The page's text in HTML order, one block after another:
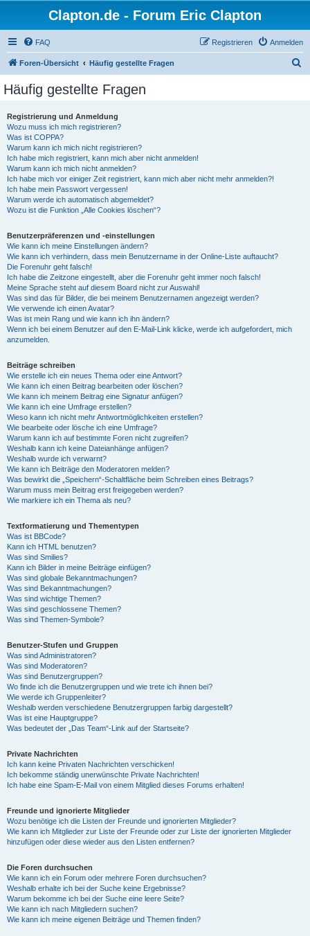
Clapton.de - Forum Eric Clapton
FAQ Anmelden
Registrieren
Foren-Übersicht Häufig gestellte Fragen
Häufig gestellte Fragen
Registrierung und Anmeldung
Wozu muss ich mich registrieren?
Was ist COPPA?
Warum kann ich mich nicht registrieren?
Ich habe mich registriert, kann mich aber nicht anmelden!
Warum kann ich mich nicht anmelden?
Ich habe mich vor einiger Zeit registriert, kann mich aber nicht mehr anmelden?!
Ich habe mein Passwort vergessen!
Warum werde ich automatisch abgemeldet?
Wozu ist die Funktion „Alle Cookies löschen“?
Benutzerpräferenzen und -einstellungen
Wie kann ich meine Einstellungen ändern?
Wie kann ich verhindern, dass mein Benutzername in der Online-Liste auftaucht?
Die Forenuhr geht falsch!
Ich habe die Zeitzone eingestellt, aber die Forenuhr geht immer noch falsch!
Meine Sprache steht auf diesem Board nicht zur Auswahl!
Was sind das für Bilder, die bei meinem Benutzernamen angezeigt werden?
Wie verwende ich einen Avatar?
Was ist mein Rang und wie kann ich ihn ändern?
Wenn ich bei einem Benutzer auf den E-Mail-Link klicke, werde ich aufgefordert, mich
anzumelden.
Beiträge schreiben
Wie erstelle ich ein neues Thema oder eine Antwort?
Wie kann ich einen Beitrag bearbeiten oder löschen?
Wie kann ich meinem Beitrag eine Signatur anfügen?
Wie kann ich eine Umfrage erstellen?
Wieso kann ich nicht mehr Antwortmöglichkeiten erstellen?
Wie bearbeite oder lösche ich eine Umfrage?
Warum kann ich auf bestimmte Foren nicht zugreifen?
Weshalb kann ich keine Dateianhänge anfügen?
Weshalb wurde ich verwarnt?
Wie kann ich Beiträge den Moderatoren melden?
Was bewirkt die „Speichern“-Schaltfläche beim Schreiben eines Beitrags?
Warum muss mein Beitrag erst freigegeben werden?
Wie markiere ich ein Thema als neu?
Textformatierung und Thementypen
Was ist BBCode?
Kann ich HTML benutzen?
Was sind Smilies?
Kann ich Bilder in meine Beiträge einfügen?
Was sind globale Bekanntmachungen?
Was sind Bekanntmachungen?
Was sind wichtige Themen?
Was sind geschlossene Themen?
Was sind Themen-Symbole?
Benutzer-Stufen und Gruppen
Was sind Administratoren?
Was sind Moderatoren?
Was sind Benutzergruppen?
Wo finde ich die Benutzergruppen und wie trete ich ihnen bei?
Wie werde ich Gruppenleiter?
Weshalb werden verschiedene Benutzergruppen farbig dargestellt?
Was ist eine Hauptgruppe?
Was bedeutet der „Das Team“-Link auf der Startseite?
Private Nachrichten
Ich kann keine Privaten Nachrichten verschicken!
Ich bekomme ständig unerwünschte Private Nachrichten!
Ich habe eine Spam-E-Mail von einem Mitglied dieses Forums erhalten!
Freunde und ignorierte Mitglieder
Wozu benötige ich die Listen der Freunde und ignorierten Mitglieder?
Wie kann ich Mitglieder zur Liste der Freunde oder zur Liste der ignorierten Mitglieder
hinzufügen oder diese wieder aus den Listen entfernen?
Die Foren durchsuchen
Wie kann ich ein Forum oder mehrere Foren durchsuchen?
Weshalb erhalte ich bei der Suche keine Ergebnisse?
Warum bekomme ich bei der Suche eine leere Seite?
Wie kann ich nach Mitgliedern suchen?
Wie kann ich meine eigenen Beiträge und Themen finden?